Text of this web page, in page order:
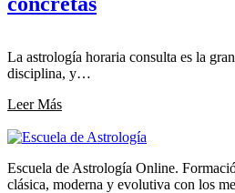
La astrología horaria consulta es la
disciplina, y…
Leer Más
Escuela de Astrología Online.
clásica, moderna y evolutiva con los